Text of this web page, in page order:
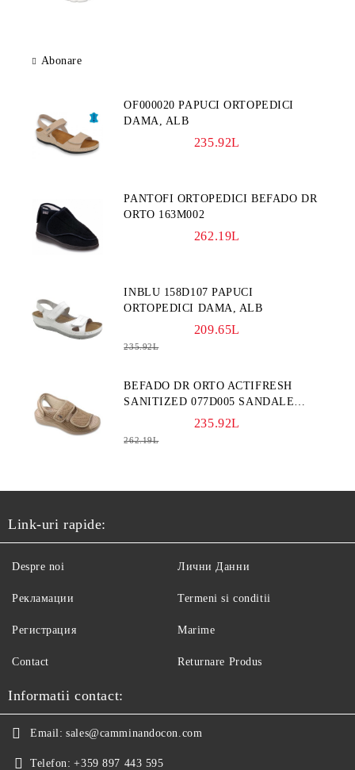
Abonare
OF000020 PAPUCI ORTOPEDICI
DAMA, ALB
235.92L
PANTOFI ORTOPEDICI BEFADO DR
ORTO 163M002
262.19L
INBLU 158D107 PAPUCI
ORTOPEDICI DAMA, ALB
209.65L
235.92L
BEFADO DR ORTO ACTIFRESH
SANITIZED 077D005 SANDALE
ORTOPEDICI FEMEI
235.92L
262.19L
Link-uri rapide:
Despre noi
Рекламации
Регистрация
Contact
Лични Данни
Termeni si conditii
Marime
Returnare Produs
Informatii contact:
Email: sales@camminandocon.com
Telefon: +359 897 443 595